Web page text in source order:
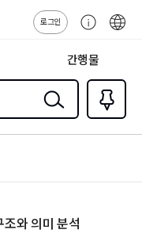
로그인
센
간행물
검색
즐겨찾
기0
와 의미 분석